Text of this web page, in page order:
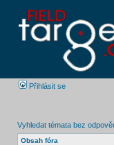
Přihlásit se
Vyhledat témata bez
Obsah fóra